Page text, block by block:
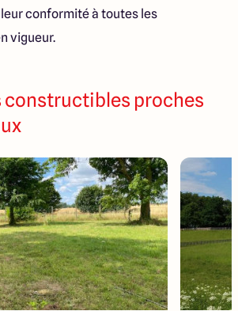
conformité à toutes les
vigueur.
constructibles proches